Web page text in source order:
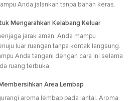
Anda jalankan tanpa bahan keras.
Mengarahkan Kelabang Keluar
jarak aman. Anda mampu
luar ruangan tanpa kontak langsung.
Anda tangani dengan cara ini selama
ruang terbuka.
Area Lembap
aroma lembap pada lantai. Aroma